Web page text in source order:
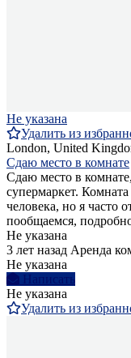
Не указана
Удалить из
London, United
Сдаю место в комнате
Сдаю место в
супермаркет.
человека, но я часто
пообщаемся,
Не указана
3 лет назад Аренда
Не указана
Написать
Не указана
Удалить из